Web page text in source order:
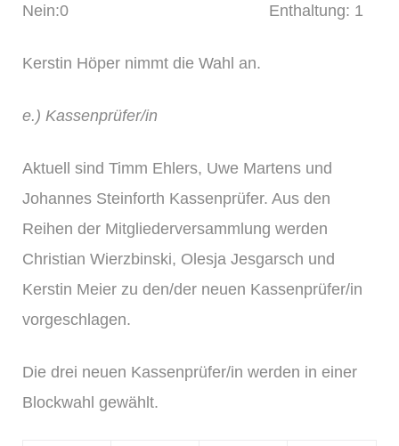
Nein:0 Enthaltung: 1
Kerstin Höper nimmt die Wahl an.
e.) Kassenprüfer/in
Aktuell sind Timm Ehlers, Uwe Martens und
Johannes Steinforth Kassenprüfer. Aus den
Reihen der Mitgliederversammlung werden
Christian Wierzbinski, Olesja Jesgarsch und
Kerstin Meier zu den/der neuen Kassenprüfer/in
vorgeschlagen.
Die drei neuen Kassenprüfer/in werden in einer
Blockwahl gewählt.